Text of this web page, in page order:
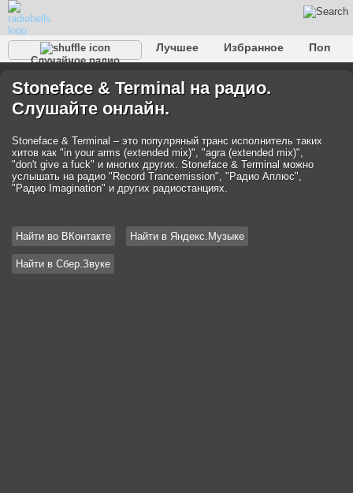
Случайное радио
Лучшее Избранное
Поп
Разговорное
Рэп Транс Дип-хаус
Джаз
Детское Классическое
Stoneface & Terminal на радио.
Слушайте онлайн.
Stoneface & Terminal – это популряный транс исполнитель таких
хитов как "in your arms (extended mix)", "agra (extended mix)",
"don't give a fuck" и многих других. Stoneface & Terminal можно
услышать на радио "Record Trancemission", "Радио Аплюс",
"Радио Imagination" и других радиостанциях.
Найти во ВКонтакте Найти в Яндекс.Музыке
Найти в Сбер.Звуке